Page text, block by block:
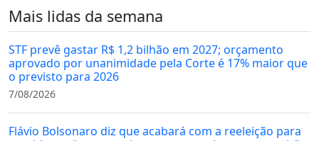
Mais lidas da semana
STF prevê gastar R$ 1,2 bilhão em 2027; orçamento
aprovado por unanimidade pela Corte é 17% maior que
o previsto para 2026
7/08/2026
Flávio Bolsonaro diz que acabará com a reeleição para